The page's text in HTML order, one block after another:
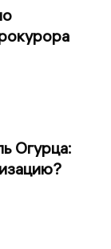
Огурца: